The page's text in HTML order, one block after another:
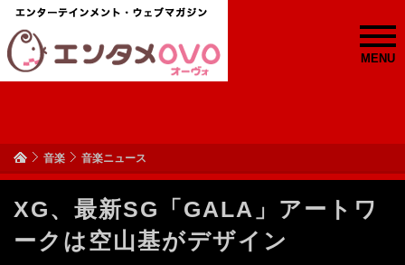
MENU
音楽 音楽ニュース
XG、最新SG「GALA」アートワ
ークは空山基がデザイン